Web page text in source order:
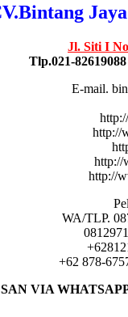
Jl. Siti I
Tlp.021-
E-mail.
http://
http://
http://
WA/TLP.
+62 878-
VIA